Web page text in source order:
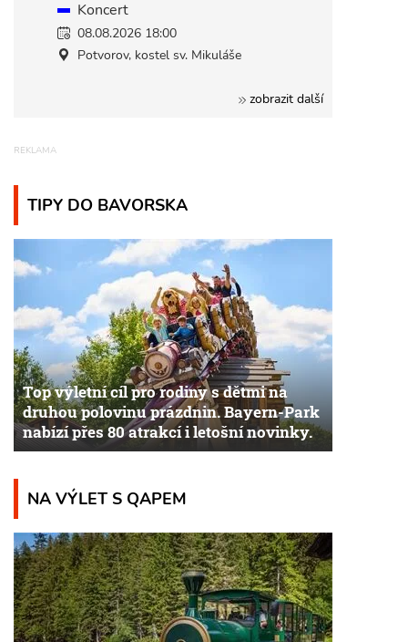
Koncert
08.08.2026 18:00
Potvorov, kostel sv. Mikuláše
zobrazit další
TIPY DO BAVORSKA
Top výletní cíl pro rodiny s dětmi na
druhou polovinu prázdnin. Bayern-Park
nabízí přes 80 atrakcí i letošní novinky.
NA VÝLET S QAPEM